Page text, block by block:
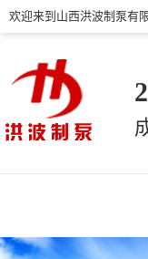
欢迎来到山西洪波制泵有